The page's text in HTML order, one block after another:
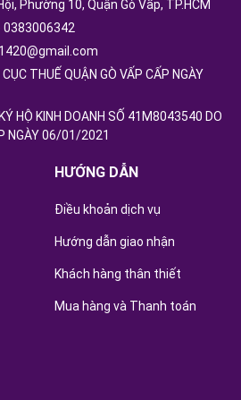
Phường 10, Quận Gò Vấp, TP.HCM
0383006342
THUẾ QUẬN GÒ VẤP CẤP NGÀY
HỘ KINH DOANH SỐ 41M8043540 DO
NGÀY 06/01/2021
HƯỚNG DẪN
Điều khoản dịch vụ
Hướng dẫn giao nhận
Khách hàng thân thiết
Mua hàng và Thanh toán